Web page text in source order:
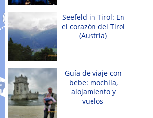
Seefeld in Tirol: En
el corazón del Tirol
(Austria)
Guía de viaje con
bebe: mochila,
alojamiento y
vuelos